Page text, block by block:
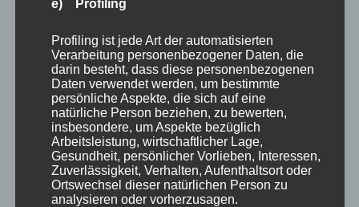
CURA SPORT PERSIST
74,99€ Enthält 7% Mehrwertsteuer zzgl.Versand
Lieferzeit: sofort lieferbar
e) Profiling
Profiling ist jede Art der automatisierten
Verarbeitung personenbezogener Daten, die
darin besteht, dass diese personenbezogenen
Daten verwendet werden, um bestimmte
persönliche Aspekte, die sich auf eine
natürliche Person beziehen, zu bewerten,
insbesondere, um Aspekte bezüglich
Arbeitsleistung, wirtschaftlicher Lage,
Gesundheit, persönlicher Vorlieben, Interessen,
Zuverlässigkeit, Verhalten, Aufenthaltsort oder
Ortswechsel dieser natürlichen Person zu
analysieren oder vorherzusagen.